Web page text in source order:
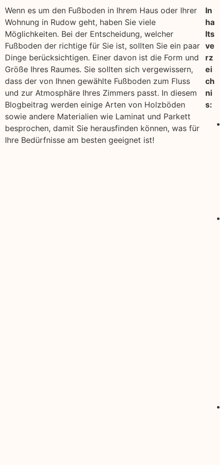
Wenn es um den Fußboden in Ihrem Haus oder Ihrer
Wohnung in Rudow geht, haben Sie viele
Möglichkeiten. Bei der Entscheidung, welcher
Fußboden der richtige für Sie ist, sollten Sie ein paar
Dinge berücksichtigen. Einer davon ist die Form und
Größe Ihres Raumes. Sie sollten sich vergewissern,
dass der von Ihnen gewählte Fußboden zum Fluss
und zur Atmosphäre Ihres Zimmers passt. In diesem
Blogbeitrag werden einige Arten von Holzböden
sowie andere Materialien wie Laminat und Parkett
besprochen, damit Sie herausfinden können, was für
Ihre Bedürfnisse am besten geeignet ist!
In
ha
lts
ve
rz
ei
ch
ni
s: